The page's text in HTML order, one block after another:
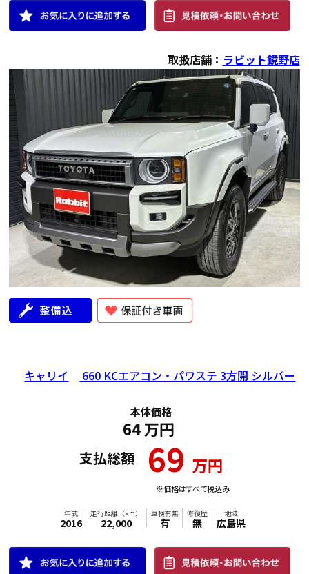
年式
2026
走行距離（km）
866
車検有無
有
修復歴
無
地域
岡山県
取扱店舗： ラビット鏡野店
キャリイ 660 KCエアコン・パワステ 3方開 シルバー
本体価格
64万円
支払総額 69 万円
※価格はすべて税込み